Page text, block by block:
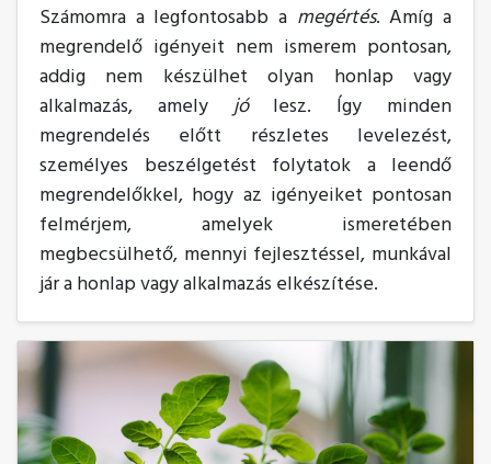
Számomra a legfontosabb a megértés. Amíg a
megrendelő igényeit nem ismerem pontosan,
addig nem készülhet olyan honlap vagy
alkalmazás, amelyjólesz. Így minden
megrendelés előtt részletes levelezést,
személyes beszélgetést folytatok a leendő
megrendelőkkel, hogy az igényeiket pontosan
felmérjem, amelyek ismeretében
megbecsülhető, mennyi fejlesztéssel, munkával
jár a honlap vagy alkalmazás elkészítése.